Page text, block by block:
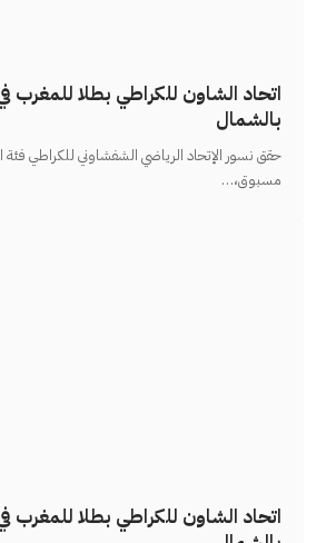
اتحاد الشاون للكراطي بطلا للمغرب
بالشمال
حقق نسور الإتحاد الرياضي الشفشاوني للكراطي فئة
مسبوق،…
اتحاد الشاون للكراطي بطلا للمغرب